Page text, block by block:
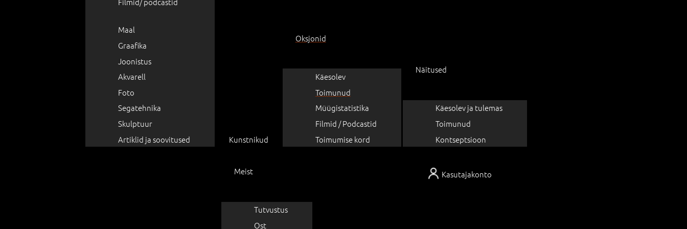
Kasutajakonto
Maal
Graafika
Joonistus
Akvarell
Foto
Segatehnika
Skulptuur
Artiklid ja soovitused
Kunstnikud
Oksjonid
Käesolev
Toimunud
Müügistatistika
Filmid / Podcastid
Toimumise kord
Näitused
Käesolev ja tulemas
Toimunud
Kontseptsioon
Meist
Tutvustus
Ost